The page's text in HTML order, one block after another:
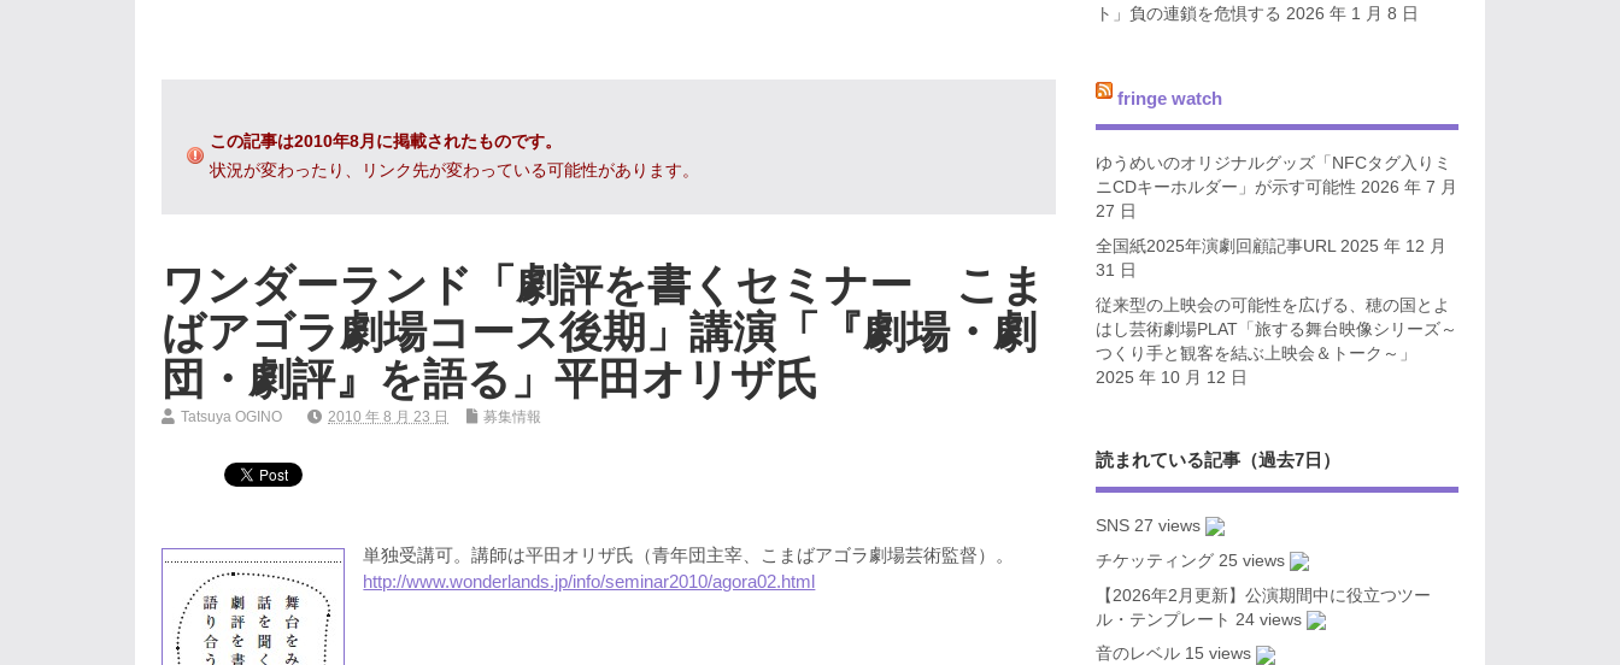
この記事は2010年8月に掲載されたものです。
状況が変わったり、リンク先が変わっている可能性があります。
ワンダーランド「劇評を書くセミナー こま
ばアゴラ劇場コース後期」講演「『劇場・劇
団・劇評』を語る」平田オリザ氏
Tatsuya OGINO 2010 年 8 月 23 日 募集情報
単独受講可。講師は平田オリザ氏（青年団主宰、こまばアゴラ劇場芸術監督）。
http://www.wonderlands.jp/info/seminar2010/agora02.html
ト」負の連鎖を危惧する 2026 年 1 月 8 日
fringe watch
ゆうめいのオリジナルグッズ「NFCタグ入りミ
ニCDキーホルダー」が示す可能性 2026 年 7 月
27 日
全国紙2025年演劇回顧記事URL 2025 年 12 月
31 日
従来型の上映会の可能性を広げる、穂の国とよ
はし芸術劇場PLAT「旅する舞台映像シリーズ～
つくり手と観客を結ぶ上映会＆トーク～」
2025 年 10 月 12 日
読まれている記事（過去7日）
SNS 27 views
チケッティング 25 views
【2026年2月更新】公演期間中に役立つツー
ル・テンプレート 24 views
音のレベル 15 views